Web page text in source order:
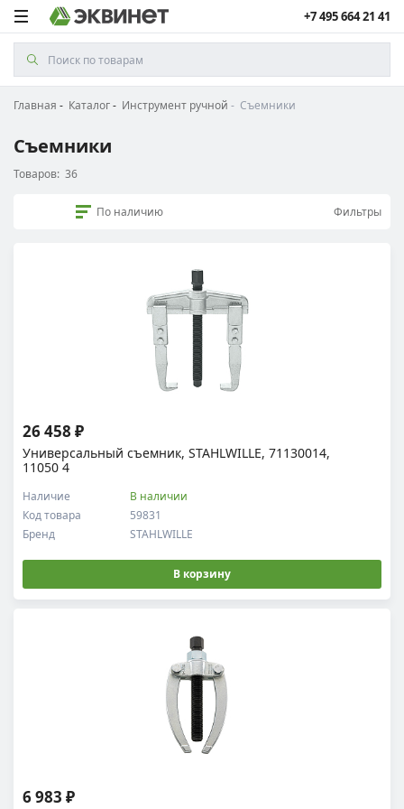
+7 495 664 21 41
Главная Каталог Инструмент ручной Съемники
Съемники
Товаров: 36
По наличию Фильтры
Универсальный съемник, STAHLWILLE, 71130014,
11050 4
Код товара 59831
Наличие В наличии
Бренд STAHLWILLE
26 458 ₽
В корзину
6 983 ₽